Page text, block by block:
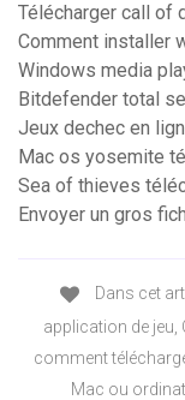
Télécharger call of
Comment installer
Windows media
Bitdefender total
Jeux dechec en
Mac os yosemite
Sea of thieves
Envoyer un gros
Dans cet
application de jeu,
comment
Mac ou